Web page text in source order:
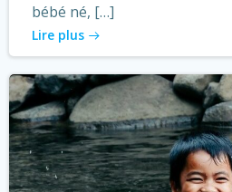
bébé né, […]
Lire plus